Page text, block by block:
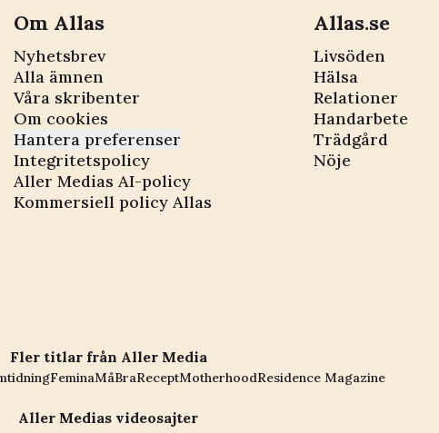
Om Allas
Nyhetsbrev
Alla ämnen
Våra skribenter
Om cookies
Hantera preferenser
Integritetspolicy
Aller Medias AI-policy
Kommersiell policy Allas
Allas.se
Livsöden
Hälsa
Relationer
Handarbete
Trädgård
Nöje
Fler titlar från Aller Media
FeminaMåBraReceptMotherhoodResidence Magazine
Aller Medias videosajter